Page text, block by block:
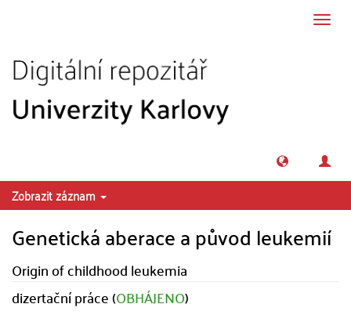
Zobrazit záznam
Genetická aberace a původ leukemií
Origin of childhood leukemia
dizertační práce (OBHÁJENO)